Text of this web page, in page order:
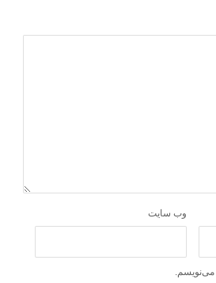
وب‌ سایت
می‌نویسم.